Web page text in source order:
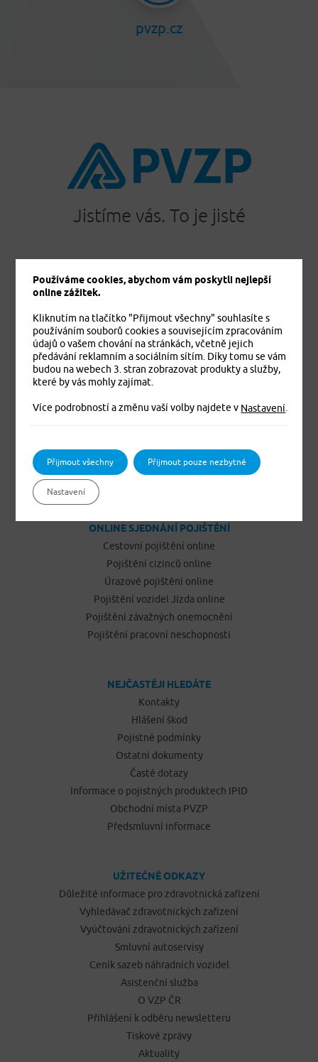
pvzp.cz
Jistíme vás. To je jisté
PRODUKTY
Úrazové pojištění
Dětské úrazové pojištění MEDVÍDEK
Základní zdravotní pojištění cizinců
Komplexní zdravotní pojištění cizinců Plus
Komplexní zdravotní pojištění cizinců Exclusive
Pojištění domácnosti
Pojištění podnikatelů
Pojištění vozidel Jízda
ONLINE SJEDNÁNÍ POJIŠTĚNÍ
Cestovní pojištění online
Pojištění cizinců online
Úrazové pojištění online
Pojištění vozidel Jízda online
Pojištění závažných onemocnění
Pojištění pracovní neschopnosti
NEJČASTĚJI HLEDÁTE
Kontakty
Hlášení škod
Pojistné podmínky
Ostatní dokumenty
Časté dotazy
Informace o pojistných produktech IPID
Obchodní místa PVZP
Předsmluvní informace
UŽITEČNÉ ODKAZY
Důležité informace pro zdravotnická zařízení
Vyhledávač zdravotnických zařízení
Vyúčtování zdravotnických zařízení
Smluvní autoservisy
Ceník sazeb náhradních vozidel
Asistenční služba
O VZP ČR
Přihlášení k odběru newsletteru
Tiskové zprávy
Aktuality
Používáme cookies, abychom vám poskytli nejlepší
online zážitek.
Kliknutím na tlačítko "Přijmout všechny" souhlasíte s
používáním souborů cookies a souvisejícím zpracováním
údajů o vašem chování na stránkách, včetně jejich
předávání reklamním a sociálním sítím. Díky tomu se vám
budou na webech 3. stran zobrazovat produkty a služby,
které by vás mohly zajímat.
Více podrobností a změnu vaší volby najdete v Nastavení
Přijmout všechny Přijmout pouze nezbytné
Nastavení